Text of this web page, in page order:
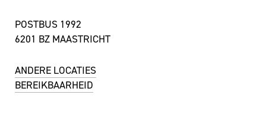
POSTBUS 1992
6201 BZ MAASTRICHT
ANDERE LOCATIES
BEREIKBAARHEID